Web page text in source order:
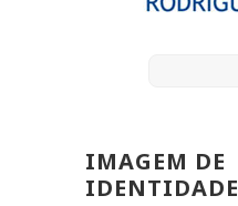
IMAGEM DE
IDENTIDADE